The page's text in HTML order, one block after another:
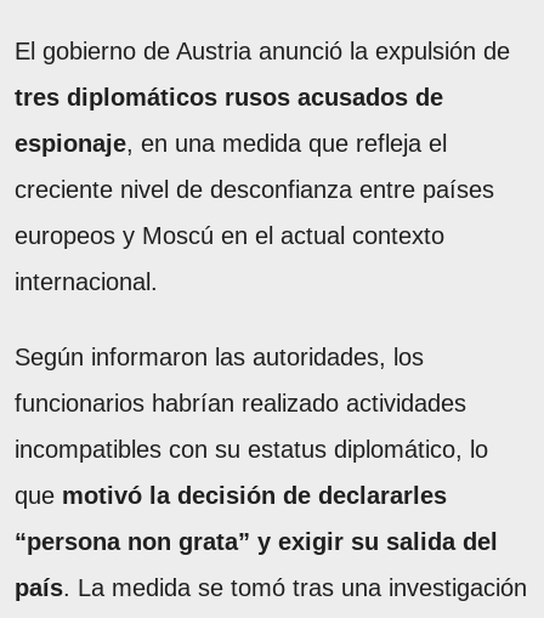
El gobierno de Austria anunció la expulsión de
tres diplomáticos rusos acusados de
espionaje, en una medida que refleja el
creciente nivel de desconfianza entre países
europeos y Moscú en el actual contexto
internacional.
Según informaron las autoridades, los
funcionarios habrían realizado actividades
incompatibles con su estatus diplomático, lo
que motivó la decisión de declararles
“persona non grata” y exigir su salida del
país. La medida se tomó tras una investigación